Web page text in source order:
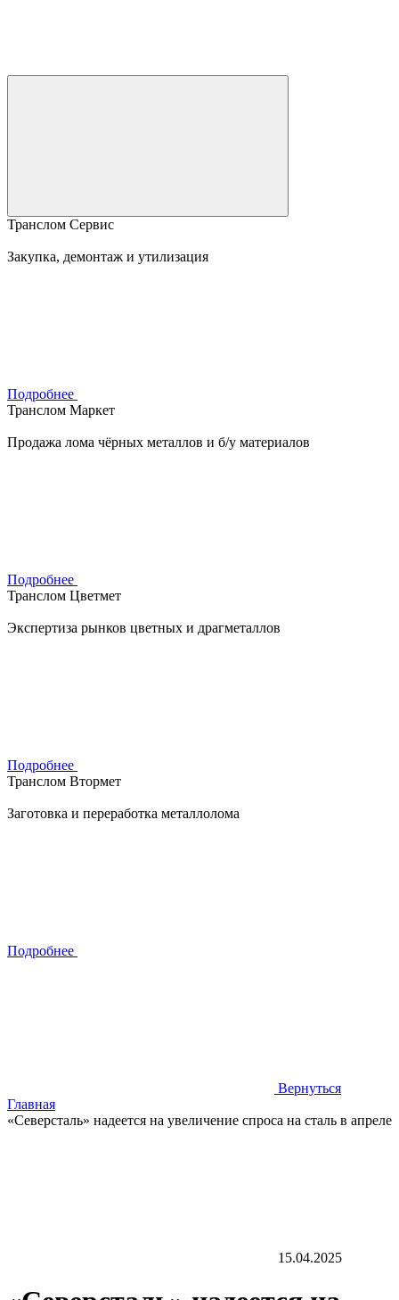
Транслом Сервис
Закупка, демонтаж и утилизация
Подробнее
Транслом Маркет
Продажа лома чёрных металлов и б/у материалов
Подробнее
Транслом Цветмет
Экспертиза рынков цветных и драгметаллов
Подробнее
Транслом Втормет
Заготовка и переработка металлолома
Подробнее
Вернуться
Главная
«Северсталь» надеется на увеличение спроса на сталь в апреле
15.04.2025